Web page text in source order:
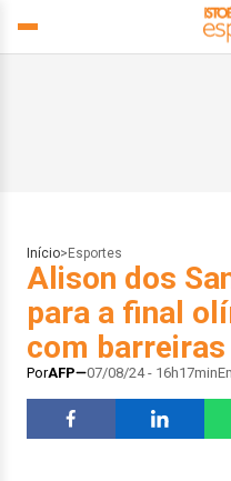
Início> Esportes
Alison dos
para a final
com barreiras
PorAFP 07/08/24 - 16h17min